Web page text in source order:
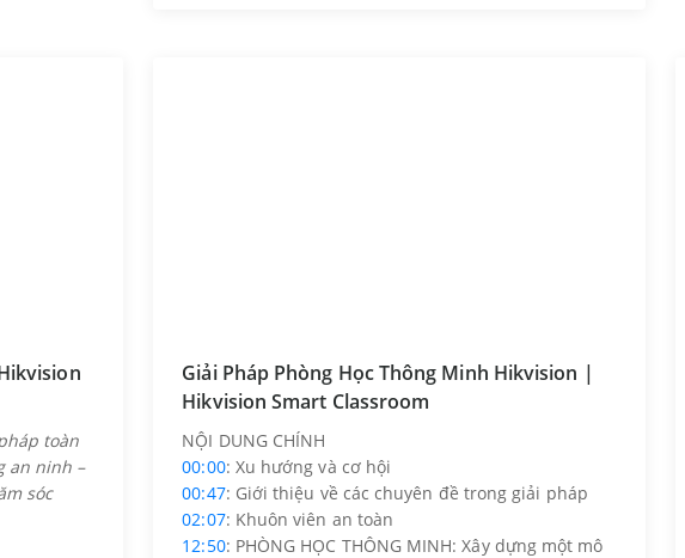
toàn
an ninh –
sóc
Giải Pháp Phòng Học Thông Minh Hikvision |
Hikvision Smart Classroom
NỘI DUNG CHÍNH
00:00: Xu hướng và cơ hội
00:47: Giới thiệu về các chuyên đề trong giải pháp
02:07: Khuôn viên an toàn
12:50: PHÒNG HỌC THÔNG MINH: Xây dựng một mô